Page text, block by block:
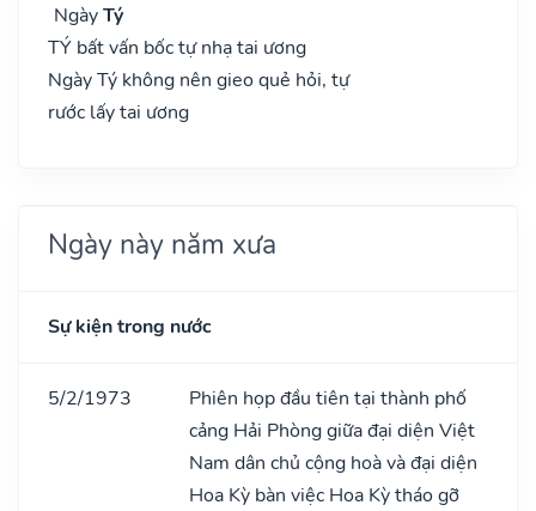
NgàyTý
TÝ bất vấn bốc tự nhạ tai ương
Ngày Tý không nên gieo quẻ hỏi, tự
rước lấy tai ương
Ngày này năm xưa
Sự kiện trong nước
5/2/1973
Phiên họp đầu tiên tại thành phố
cảng Hải Phòng giữa đại diện Việt
Nam dân chủ cộng hoà và đại diện
Hoa Kỳ bàn việc Hoa Kỳ tháo gỡ